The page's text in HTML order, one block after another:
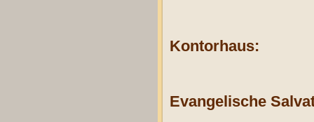
Kontorhaus:
Evangelische